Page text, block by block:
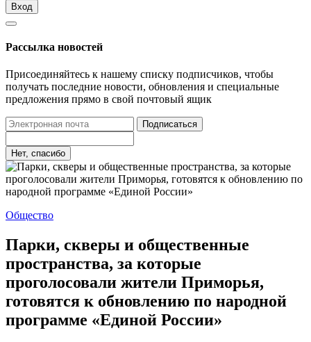
Вход
Рассылка новостей
Присоединяйтесь к нашему списку подписчиков, чтобы
получать последние новости, обновления и специальные
предложения прямо в свой почтовый ящик
Подписаться
Нет, спасибо
Общество
Парки, скверы и общественные
пространства, за которые
проголосовали жители Приморья,
готовятся к обновлению по народной
программе «Единой России»